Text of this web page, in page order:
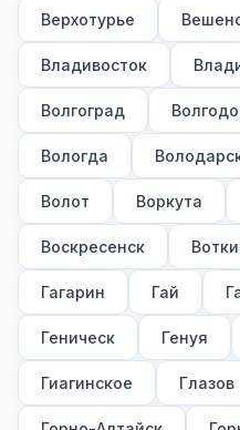
Верхотурье
Владивосток
Волгоград
Вологда
Волот Воркута
Воскресенск
Гагарин Гай
Геническ Генуя
Гиагинское Глазов